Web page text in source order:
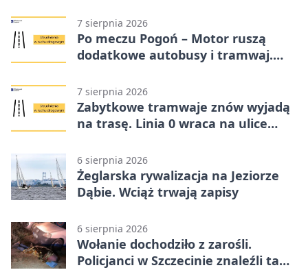
7 sierpnia 2026
Po meczu Pogoń – Motor ruszą
dodatkowe autobusy i tramwaj.
7 sierpnia 2026
Zabytkowe tramwaje znów wyjadą
na trasę. Linia 0 wraca na ulice
6 sierpnia 2026
Żeglarska rywalizacja na Jeziorze
Dąbie. Wciąż trwają zapisy
6 sierpnia 2026
Wołanie dochodziło z zarośli.
Policjanci w Szczecinie znaleźli tam